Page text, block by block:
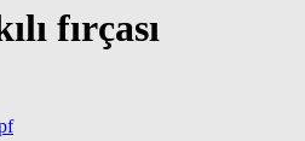
fırçası